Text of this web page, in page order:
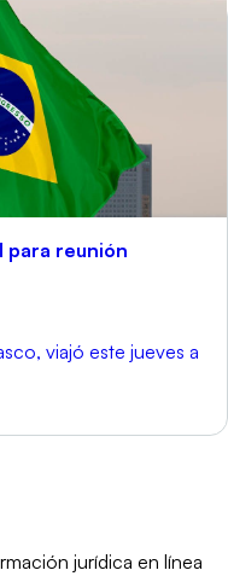
para reunión
viajó este jueves a
jurídica en línea